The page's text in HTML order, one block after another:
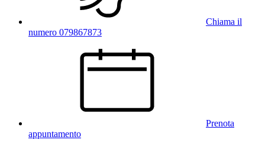
Chiama il
numero 079867873
Prenota
appuntamento